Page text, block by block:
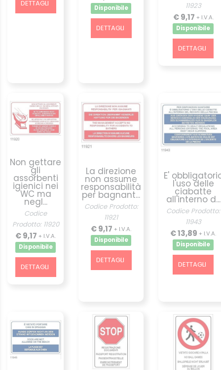
DETTAGLI
Disponibile
DETTAGLI
11923
€ 9,17 + I.V.A.
Disponibile
DETTAGLI
Non gettare
gli
assorbenti
igienici nei
WC ma
negl...
Codice
Prodotto: 11920
€ 9,17 + I.V.A.
Disponibile
DETTAGLI
La direzione
non assume
responsabilità
per bagnant...
Codice Prodotto:
11921
€ 9,17 + I.V.A.
Disponibile
DETTAGLI
E'
l'uso delle
ciabatte
all'interno d...
Codice Prodotto:
11943
€ 13,89 + I.V.A.
Disponibile
DETTAGLI